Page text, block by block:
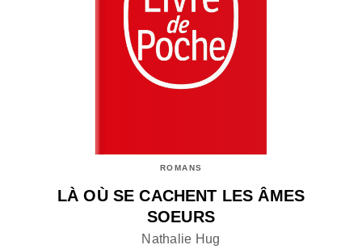
ROMANS
LÀ OÙ SE CACHENT LES ÂMES
SOEURS
Nathalie Hug